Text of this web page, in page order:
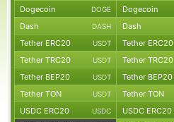
Dogecoin DOGE Dogecoin
Dash DASH Dash
Tether ERC20 USDT Tether ERC20
Tether TRC20 USDT Tether TRC20
Tether BEP20 USDT Tether BEP20
Tether TON USDT Tether TON
USDC ERC20 USDC USDC ERC20